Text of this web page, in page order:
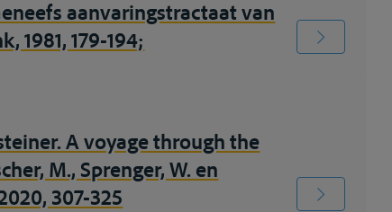
aanvaringstractaat van
1981, 179-194;
A voyage through the
M., Sprenger, W. en
307-325